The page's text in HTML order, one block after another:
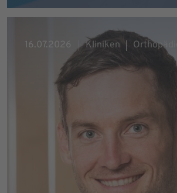
16.07.2026 Kliniken Orthopädie